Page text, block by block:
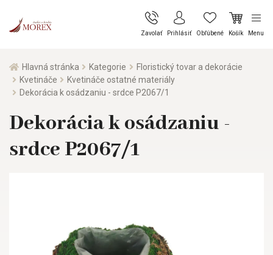
Zavolať Prihlásiť Obľúbené Košík Menu
Hlavná stránka Kategorie
Floristický tovar a dekorácie
Kvetináče
Kvetináče ostatné materiály
Dekorácia k osádzaniu - srdce P2067/1
Dekorácia k osádzaniu -
srdce P2067/1